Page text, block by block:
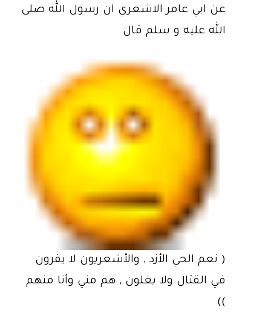
عن ابي عامر الاشعري ان رسول الله صلى
الله عليه و سلم قال
( نعم الحي الأزد‏ , والأشعريون لا يفرون
في القتال ولا يغلون , هم مني وأنا منهم‏
))